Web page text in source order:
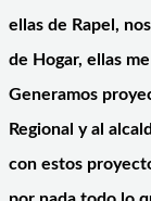
ellas de Rapel,
de Hogar, ellas
Generamos
Regional y al
con estos